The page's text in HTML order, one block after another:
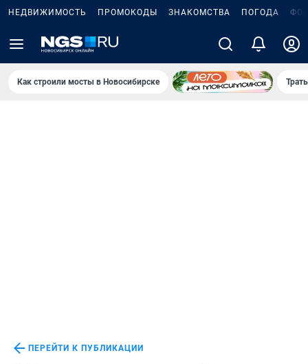
НЕДВИЖИМОСТЬ ПРОМОКОДЫ ЗНАКОМСТВА ПОГОДА
Как строили мосты в Новосибирске
ПЕРЕЙТИ К ПУБЛИКАЦИИ